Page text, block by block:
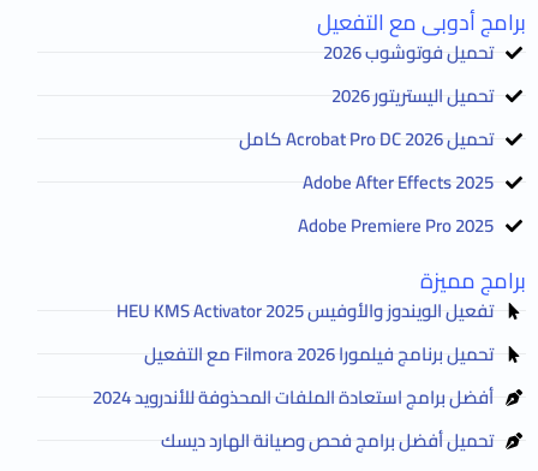
برامج أدوبى مع التفعيل
تحميل فوتوشوب 2026
تحميل اليستريتور 2026
تحميل Acrobat Pro DC 2026 كامل
Adobe After Effects 2025
Adobe Premiere Pro 2025
برامج مميزة
تفعيل الويندوز والأوفيس HEU KMS Activator 2025
تحميل برنامج فيلمورا Filmora 2026 مع التفعيل
أفضل برامج استعادة الملفات المحذوفة للأندرويد 2024
تحميل أفضل برامج فحص وصيانة الهارد ديسك